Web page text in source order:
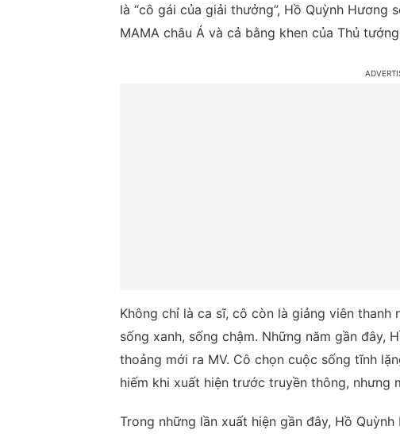
là “cô gái của giải thưởng”, Hồ Quỳnh Hương
MAMA châu Á và cả bằng khen của Thủ
Không chỉ là ca sĩ, cô còn là giảng viên
sống xanh, sống chậm. Những năm gần đây,
thoảng mới ra MV. Cô chọn cuộc sống tĩnh
hiếm khi xuất hiện trước truyền thông, nhưng
Trong những lần xuất hiện gần đây, Hồ